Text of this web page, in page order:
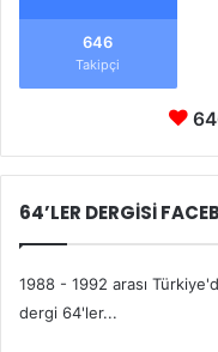
646
Takipçi
64’LER DERGİSİ
1988 - 1992 arası
dergi 64'ler...